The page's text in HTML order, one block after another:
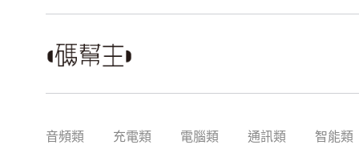
音頻類 充電類 電腦類 通訊類 智能類